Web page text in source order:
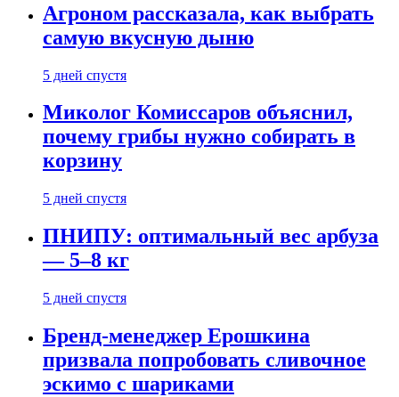
Агроном рассказала, как выбрать
самую вкусную дыню
5 дней спустя
Миколог Комиссаров объяснил,
почему грибы нужно собирать в
корзину
5 дней спустя
ПНИПУ: оптимальный вес арбуза
— 5–8 кг
5 дней спустя
Бренд-менеджер Ерошкина
призвала попробовать сливочное
эскимо с шариками